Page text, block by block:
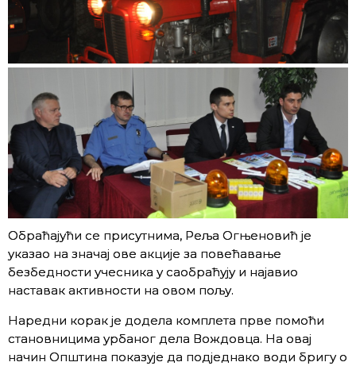
Обраћајући се присутнима, Реља Огњеновић је
указао на значај ове акције за повећавање
безбедности учесника у саобраћују и најавио
наставак активности на овом пољу.
Наредни корак је додела комплета прве помоћи
становницима урбаног дела Вождовца. На овај
начин Општина показује да подједнако води бригу о